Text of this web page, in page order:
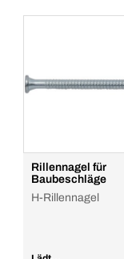
Rillennagel für
Baubeschläge
H-Rillennagel